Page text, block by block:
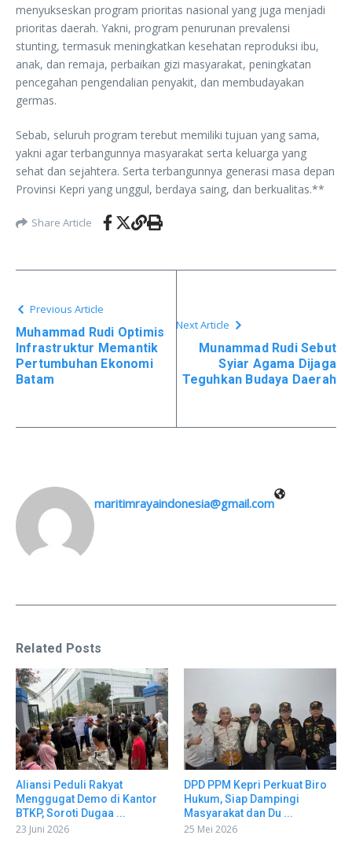
menyukseskan program prioritas nasional yang juga menjadi
prioritas daerah. Yakni, program penurunan prevalensi
stunting, termasuk meningkatkan kesehatan reproduksi ibu,
anak, dan remaja, perbaikan gizi masyarakat, peningkatan
pencegahan pengendalian penyakit, dan membudayakan
germas.
Sebab, seluruh program terebut memiliki tujuan yang sama,
yakni agar terbangunnya masyarakat serta keluarga yang
sehat dan sejahtera. Serta terbangunnya generasi masa depan
Provinsi Kepri yang unggul, berdaya saing, dan berkualitas.**
Share Article
Previous Article
Muhammad Rudi Optimis
Infrastruktur Memantik
Pertumbuhan Ekonomi
Batam
Next Article
Munammad Rudi Sebut
Syiar Agama Dijaga
Teguhkan Budaya Daerah
maritimrayaindonesia@gmail.com
Related Posts
Aliansi Peduli Rakyat
Menggugat Demo di Kantor
BTKP, Soroti Dugaa ...
23 Juni 2026
DPD PPM Kepri Perkuat Biro
Hukum, Siap Dampingi
Masyarakat dan Du ...
25 Mei 2026